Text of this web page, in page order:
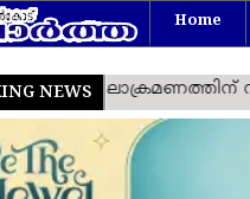
Home